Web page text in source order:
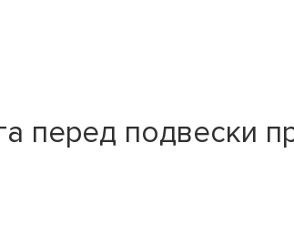
перед подвески